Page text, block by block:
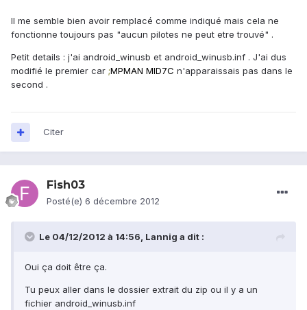
Il me semble bien avoir remplacé comme indiqué mais cela ne
fonctionne toujours pas "aucun pilotes ne peut etre trouvé" .
Petit details : j'ai android_winusb et android_winusb.inf . J'ai dus
modifié le premier car ;MPMAN MID7C n'apparaissais pas dans le
second .
Citer
Fish03
Posté(e) 6 décembre 2012
Le 04/12/2012 à 14:56, Lannig a dit :
Oui ça doit être ça.
Tu peux aller dans le dossier extrait du zip ou il y a un
fichier android_winusb.inf